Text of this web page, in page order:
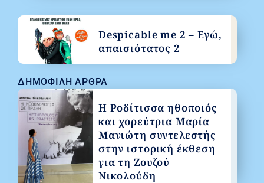
ΔΗΜΟΦΙΛΉ ΆΡΘΡΑ
Η Ροδίτισσα ηθοποιός
και χορεύτρια Μαρία
Μανιώτη συντελεστής
στην ιστορική έκθεση
για τη Ζουζού
Νικολούδη
Despicable me 2 – Εγώ,
απαισιότατος 2